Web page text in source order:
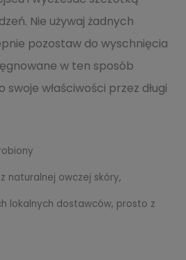
Nie używaj żadnych
pozostaw do wyschnięcia
w ten sposób
swoje właściwości przez długi
naturalnej owczej skóry,
lokalnych dostawców, prosto z